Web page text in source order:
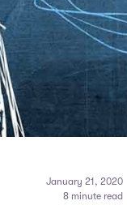
January 21, 2020
8 minute read